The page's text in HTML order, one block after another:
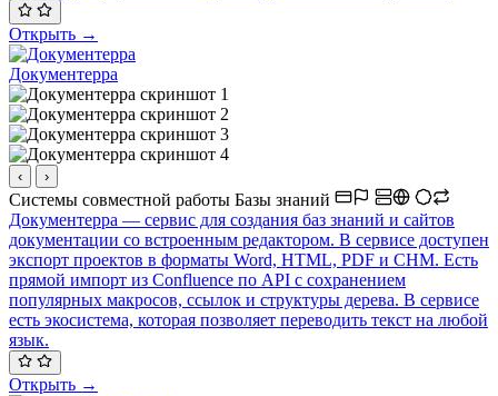
Открыть →
Документерра
‹ ›
Системы совместной работы Базы знаний
Документерра — сервис для создания баз знаний и сайтов
документации со встроенным редактором. В сервисе доступен
экспорт проектов в форматы Word, HTML, PDF и CHM. Есть
прямой импорт из Confluence по API с сохранением
популярных макросов, ссылок и структуры дерева. В сервисе
есть экосистема, которая позволяет переводить текст на любой
язык.
Открыть →